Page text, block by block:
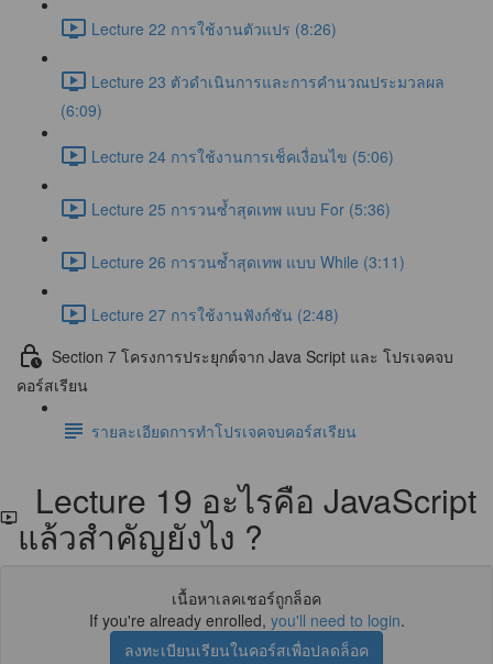
Lecture 22 การใช้งานตัวแปร (8:26)
Lecture 23 ตัวดำเนินการและการคำนวณประมวลผล
(6:09)
Lecture 24 การใช้งานการเช็คเงื่อนไข (5:06)
Lecture 25 การวนซ้ำสุดเทพ แบบ For (5:36)
Lecture 26 การวนซ้ำสุดเทพ แบบ While (3:11)
Lecture 27 การใช้งานฟังก์ชัน (2:48)
Section 7 โครงการประยุกต์จาก Java Script และ โปรเจคจบ
คอร์สเรียน
รายละเอียดการทำโปรเจคจบคอร์สเรียน
Lecture 19 อะไรคือ JavaScript
แล้วสำคัญยังไง ?
เนื้อหาเลคเชอร์ถูกล็อค
If you're already enrolled, you'll need to login.
ลงทะเบียนเรียนในคอร์สเพื่อปลดล็อค